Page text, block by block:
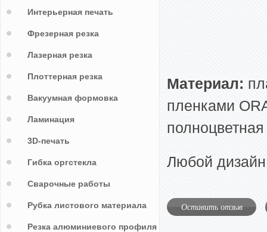
Материал:
пленками
Любой
Оставить отзыв
Интерьерная печать
Фрезерная резка
Лазерная резка
Плоттерная резка
Вакуумная формовка
Ламинация
3D-печать
Гибка оргстекла
Сварочные работы
Рубка листового материала
Резка алюминиевого профиля